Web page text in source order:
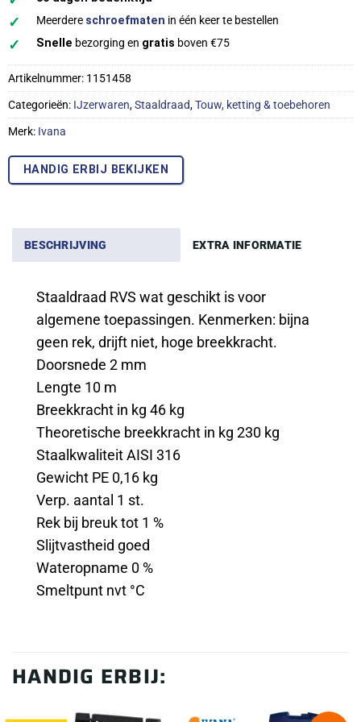
✓ Meerdere schroefmaten in één keer te bestellen
✓ Snelle bezorging en gratis boven €75
Artikelnummer: 1151458
Categorieën: IJzerwaren,Staaldraad,Touw, ketting & toebehoren
Merk: Ivana
HANDIG ERBIJ BEKIJKEN
BESCHRIJVING EXTRA INFORMATIE
Staaldraad RVS wat geschikt is voor
algemene toepassingen. Kenmerken: bijna
geen rek, drijft niet, hoge breekkracht.
Doorsnede 2 mm
Lengte 10 m
Breekkracht in kg 46 kg
Theoretische breekkracht in kg 230 kg
Staalkwaliteit AISI 316
Gewicht PE 0,16 kg
Verp. aantal 1 st.
Rek bij breuk tot 1 %
Slijtvastheid goed
Wateropname 0 %
Smeltpunt nvt °C
HANDIG ERBIJ: